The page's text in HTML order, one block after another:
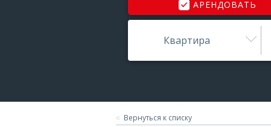
АРЕНДОВАТЬ
Квартира
Вернуться к списку